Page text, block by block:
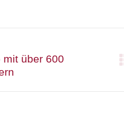
mit über 600